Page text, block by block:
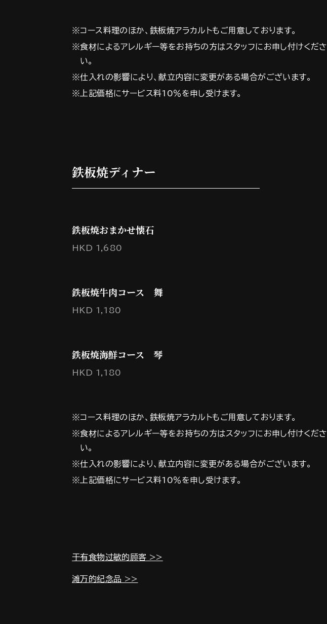
※コース料理のほか、鉄板焼アラカルトもご用意しております。
※食材によるアレルギー等をお持ちの方はスタッフにお申し付けくださ
い。
※仕入れの影響により、献立内容に変更がある場合がございます。
※上記価格にサービス料10％を申し受けます。
鉄板焼ディナー
鉄板焼おまかせ懐石
HKD 1,680
鉄板焼牛肉コース 舞
HKD 1,180
鉄板焼海鮮コース 琴
HKD 1,180
※コース料理のほか、鉄板焼アラカルトもご用意しております。
※食材によるアレルギー等をお持ちの方はスタッフにお申し付けくださ
い。
※仕入れの影響により、献立内容に変更がある場合がございます。
※上記価格にサービス料10％を申し受けます。
于有食物过敏的顾客 >>
滩万的纪念品 >>